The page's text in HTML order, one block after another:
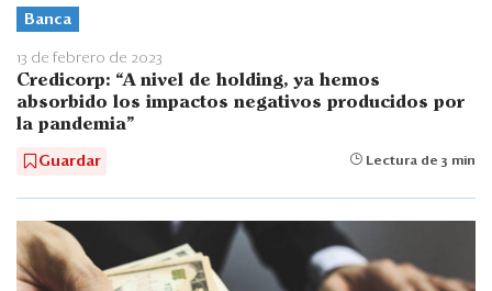
Banca
13 de febrero de 2023
Credicorp: “A nivel de holding, ya hemos
absorbido los impactos negativos producidos por
la pandemia”
Guardar Lectura de 3 min